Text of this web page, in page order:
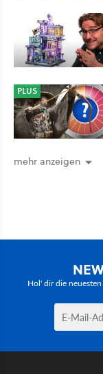
PLUS
mehr anzeigen
Hol' dir die